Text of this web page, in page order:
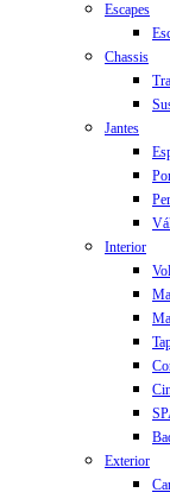
Escapes
Chassis
Jantes
Interior
Exterior